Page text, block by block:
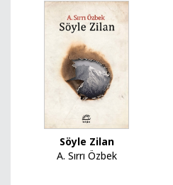
Söyle Zilan
A. Sırrı Özbek